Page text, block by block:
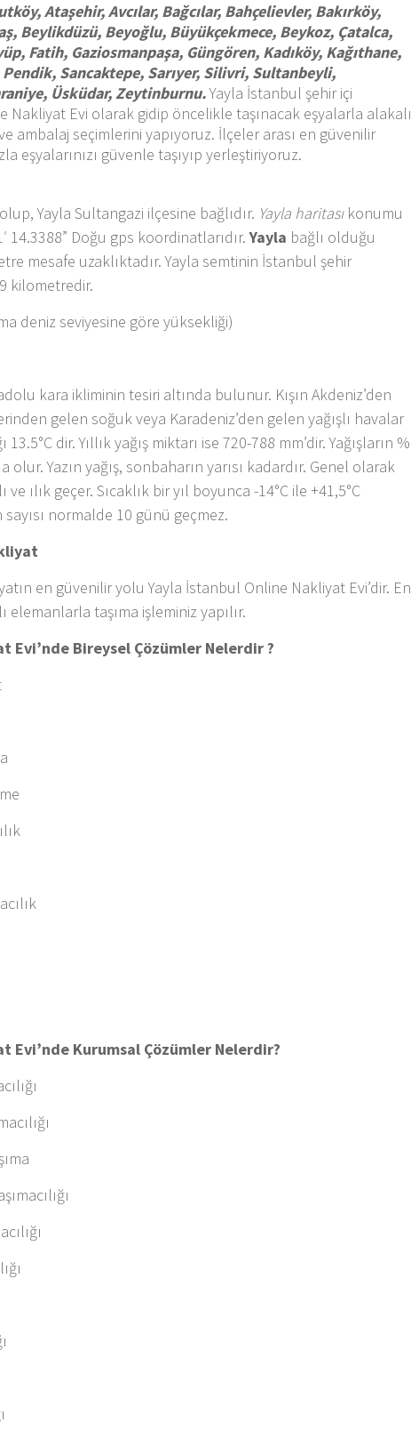
Ataşehir, Avcılar, Bağcılar, Bahçelievler, Bakırköy,
Beylikdüzü, Beyoğlu, Büyükçekmece, Beykoz, Çatalca,
Fatih, Gaziosmanpaşa, Güngören, Kadıköy, Kağıthane,
Sancaktepe, Sarıyer, Silivri, Sultanbeyli,
Üsküdar, Zeytinburnu.Yayla İstanbul şehir içi
Nakliyat Evi olarak gidip öncelikle taşınacak eşyalarla alakalı
ambalaj seçimlerini yapıyoruz. İlçeler arası en güvenilir
eşyalarınızı güvenle taşıyıp yerleştiriyoruz.
Yayla Sultangazi ilçesine bağlıdır. Yayla haritasıkonumu
14.3388” Doğu gps koordinatlarıdır.Yayla bağlı olduğu
mesafe uzaklıktadır. Yayla semtinin İstanbul şehir
kilometredir.
deniz seviyesine göre yüksekliği)
kara ikliminin tesiri altında bulunur. Kışın Akdeniz’den
gelen soğuk veya Karadeniz’den gelen yağışlı havalar
dir. Yıllık yağış miktarı ise 720-788 mm’dir. Yağışların %
olur. Yazın yağış, sonbaharın yarısı kadardır. Genel olarak
ılık geçer. Sıcaklık bir yıl boyunca -14°C ile +41,5°C
sayısı normalde 10 günü geçmez.
en güvenilir yolu Yayla İstanbul Online Nakliyat Evi’dir. En
elemanlarla taşıma işleminiz yapılır.
Evi’nde Bireysel Çözümler Nelerdir ?
Evi’nde Kurumsal Çözümler Nelerdir?